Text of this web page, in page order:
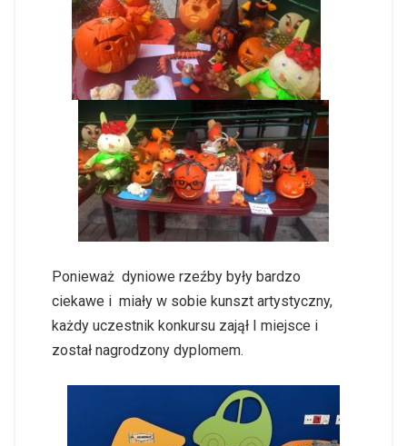
Ponieważ dyniowe rzeźby były bardzo
ciekawe i miały w sobie kunszt artystyczny,
każdy uczestnik konkursu zajął I miejsce i
został nagrodzony dyplomem.